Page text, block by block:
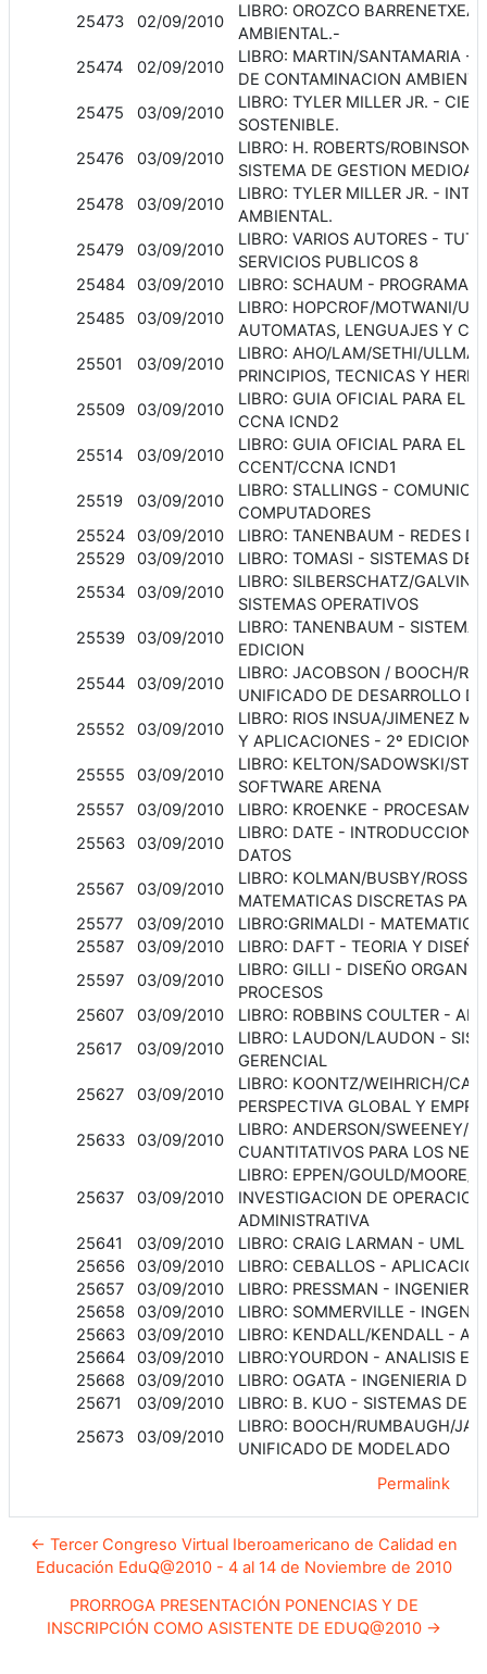
25473
02/09/2010
LIBRO: OROZCO
AMBIENTAL.-
25474
02/09/2010
LIBRO: MARTIN/SANTAMARIA -
DE CONTAMINACION
25475
03/09/2010
LIBRO: TYLER MILLER JR. -
SOSTENIBLE.
25476
03/09/2010
LIBRO: H. ROBERTS/ROBINSON
SISTEMA DE GESTION
25478
03/09/2010
LIBRO: TYLER MILLER JR. -
AMBIENTAL.
25479
03/09/2010
LIBRO: VARIOS AUTORES -
SERVICIOS PUBLICOS 8
25484
03/09/2010
LIBRO: SCHAUM -
25485
03/09/2010
LIBRO: HOPCROF/MOTWANI/
AUTOMATAS, LENGUAJES Y
25501
03/09/2010
LIBRO: AHO/LAM/SETHI/
PRINCIPIOS, TECNICAS Y
25509
03/09/2010
LIBRO: GUIA OFICIAL PARA EL
CCNA ICND2
25514
03/09/2010
LIBRO: GUIA OFICIAL PARA EL
CCENT/CCNA ICND1
25519
03/09/2010
LIBRO: STALLINGS -
COMPUTADORES
25524
03/09/2010
LIBRO: TANENBAUM - REDES
25529
03/09/2010
LIBRO: TOMASI - SISTEMAS DE
25534
03/09/2010
LIBRO: SILBERSCHATZ/
SISTEMAS OPERATIVOS
25539
03/09/2010
LIBRO: TANENBAUM -
EDICION
25544
03/09/2010
LIBRO: JACOBSON / BOOCH/
UNIFICADO DE DESARROLLO
25552
03/09/2010
LIBRO: RIOS INSUA/JIMENEZ
Y APLICACIONES - 2º EDICION
25555
03/09/2010
LIBRO: KELTON/SADOWSKI/
SOFTWARE ARENA
25557
03/09/2010
LIBRO: KROENKE -
25563
03/09/2010
LIBRO: DATE - INTRODUCCION
DATOS
25567
03/09/2010
LIBRO: KOLMAN/BUSBY/ROSS -
MATEMATICAS DISCRETAS
25577
03/09/2010
LIBRO:GRIMALDI -
25587
03/09/2010
LIBRO: DAFT - TEORIA Y
25597
03/09/2010
LIBRO: GILLI - DISEÑO
PROCESOS
25607
03/09/2010
LIBRO: ROBBINS COULTER -
25617
03/09/2010
LIBRO: LAUDON/LAUDON -
GERENCIAL
25627
03/09/2010
LIBRO: KOONTZ/WEIHRICH/
PERSPECTIVA GLOBAL Y
25633
03/09/2010
LIBRO: ANDERSON/SWEENEY/
CUANTITATIVOS PARA LOS
25637 03/09/2010
LIBRO: EPPEN/GOULD/MOORE/
INVESTIGACION DE
ADMINISTRATIVA
25641
03/09/2010
LIBRO: CRAIG LARMAN - UML Y
25656
03/09/2010
LIBRO: CEBALLOS -
25657
03/09/2010
LIBRO: PRESSMAN -
25658
03/09/2010
LIBRO: SOMMERVILLE -
25663
03/09/2010
LIBRO: KENDALL/KENDALL -
25664
03/09/2010
LIBRO:YOURDON - ANALISIS
25668
03/09/2010
LIBRO: OGATA - INGENIERIA DE
25671
03/09/2010
LIBRO: B. KUO - SISTEMAS DE
25673
03/09/2010
LIBRO: BOOCH/RUMBAUGH/
UNIFICADO DE MODELADO
Permalink
← Tercer Congreso Virtual Iberoamericano de Calidad en
Educación EduQ@2010 - 4 al 14 de Noviembre de 2010
PRORROGA PRESENTACIÓN PONENCIAS Y DE
INSCRIPCIÓN COMO ASISTENTE DE EDUQ@2010 →